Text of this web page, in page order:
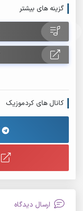
گزینه های بیشتر
کانال های کردموزیک
ارسال دیدگاه